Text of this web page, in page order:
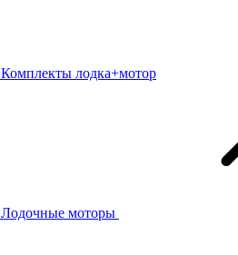
Комплекты лодка+мотор
Лодочные моторы